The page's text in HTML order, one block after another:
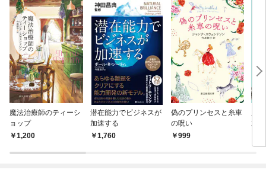
魔法治療師のティーシ
ョップ
1,200
潜在能力でビジネスが
加速する
1,760
偽のプリンセスと糸車
の呪い
999
末